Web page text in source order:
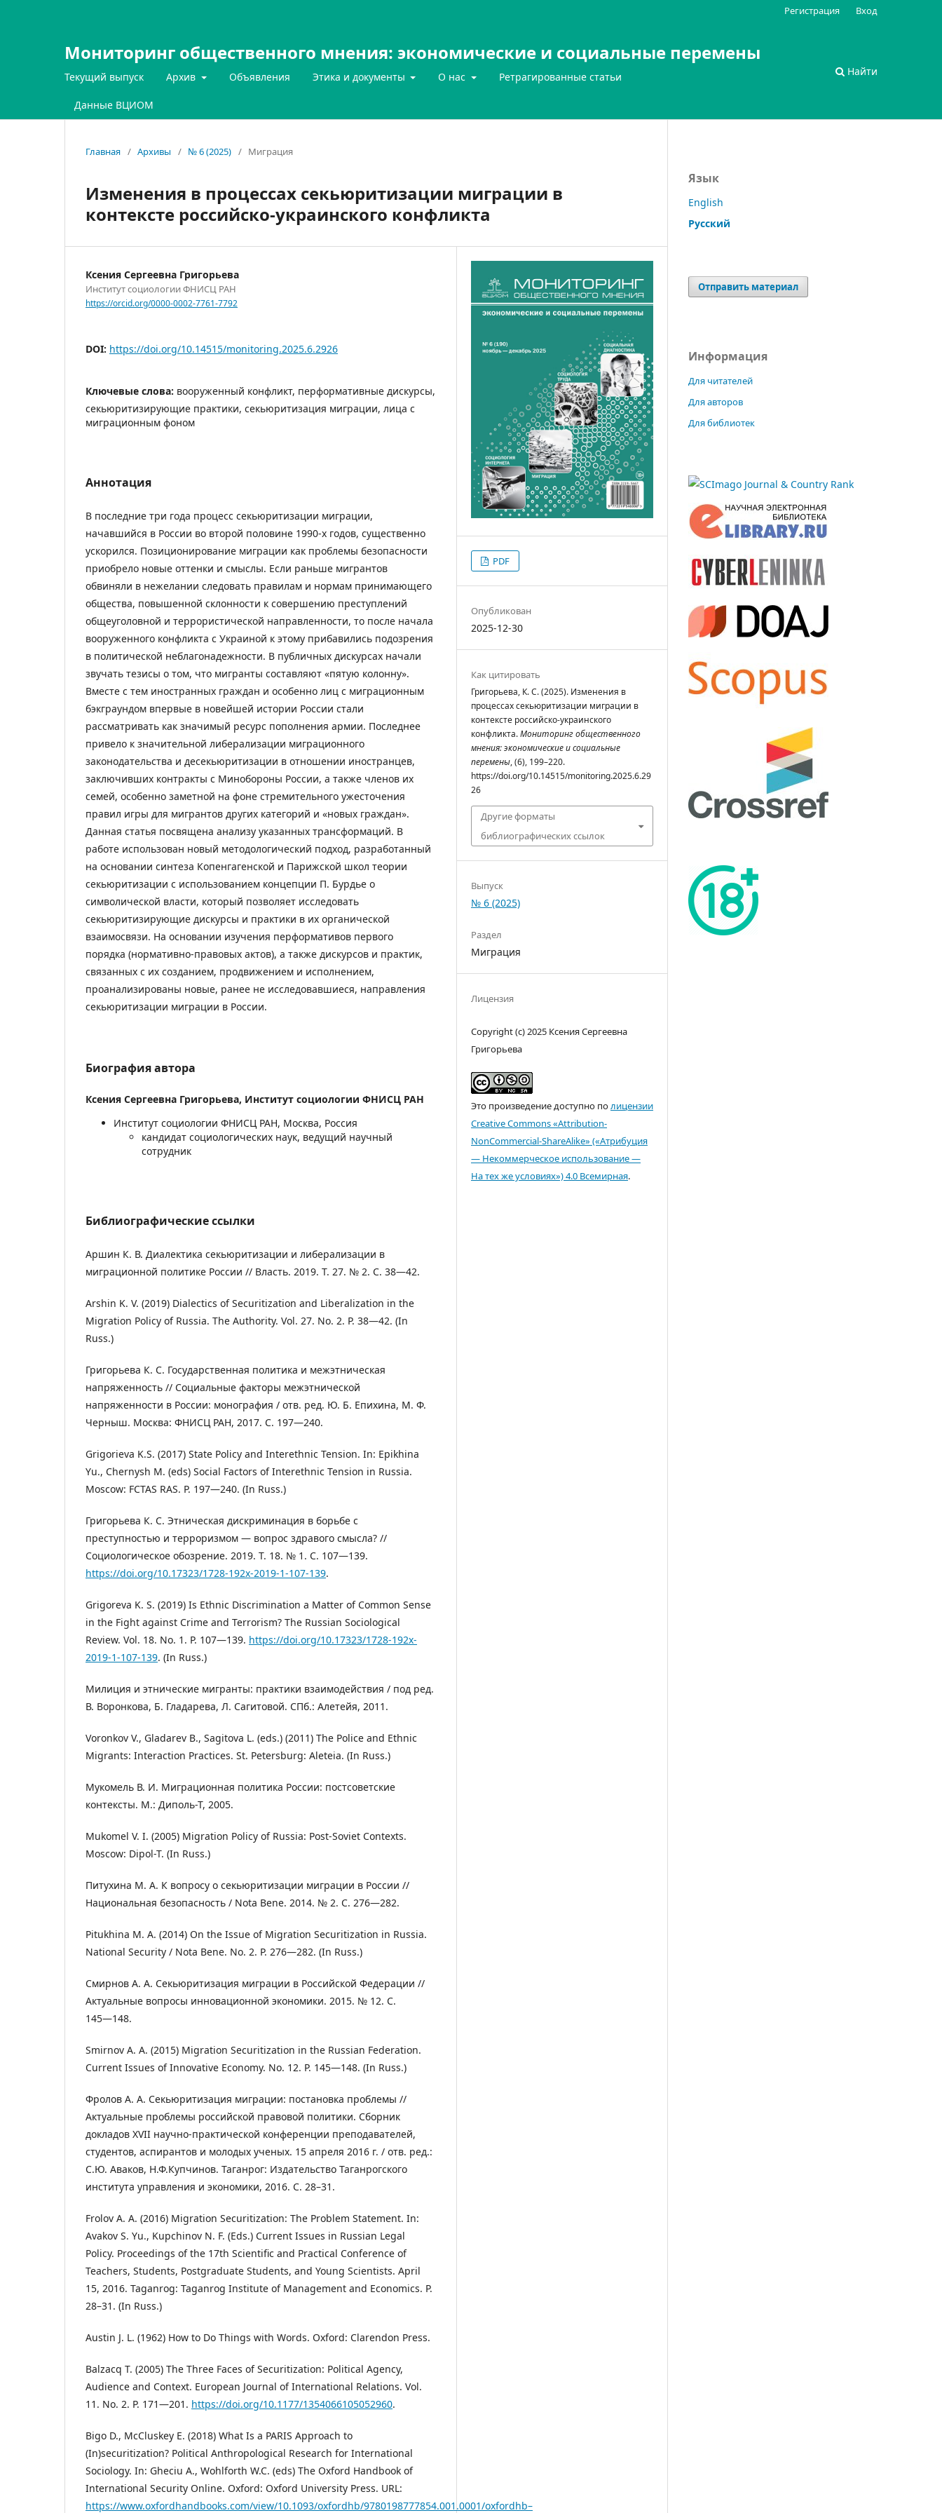
Мониторинг общественного мнения: экономические и социальные перемены
Текущий выпуск Архив Объявления Этика и документы О нас Ретрагированные статьи
Данные ВЦИОМ
Найти
Регистрация Вход
Главная / Архивы / № 6 (2025) / Миграция
Изменения в процессах секьюритизации миграции в
контексте российско-украинского конфликта
Ксения Сергеевна Григорьева
Институт социологии ФНИСЦ РАН
https://orcid.org/0000-0002-7761-7792
DOI: https://doi.org/10.14515/monitoring.2025.6.2926
Ключевые слова: вооруженный конфликт, перформативные дискурсы,
секьюритизирующие практики, секьюритизация миграции, лица с
миграционным фоном
Аннотация
В последние три года процесс секьюритизации миграции,
начавшийся в России во второй половине 1990-х годов, существенно
ускорился. Позиционирование миграции как проблемы безопасности
приобрело новые оттенки и смыслы. Если раньше мигрантов
обвиняли в нежелании следовать правилам и нормам принимающего
общества, повышенной склонности к совершению преступлений
общеуголовной и террористической направленности, то после начала
вооруженного конфликта с Украиной к этому прибавились подозрения
в политической неблагонадежности. В публичных дискурсах начали
звучать тезисы о том, что мигранты составляют «пятую колонну».
Вместе с тем иностранных граждан и особенно лиц с миграционным
бэкграундом впервые в новейшей истории России стали
рассматривать как значимый ресурс пополнения армии. Последнее
привело к значительной либерализации миграционного
законодательства и десекьюритизации в отношении иностранцев,
заключивших контракты с Минобороны России, а также членов их
семей, особенно заметной на фоне стремительного ужесточения
правил игры для мигрантов других категорий и «новых граждан».
Данная статья посвящена анализу указанных трансформаций. В
работе использован новый методологический подход, разработанный
на основании синтеза Копенгагенской и Парижской школ теории
секьюритизации с использованием концепции П. Бурдье о
символической власти, который позволяет исследовать
секьюритизирующие дискурсы и практики в их органической
взаимосвязи. На основании изучения перформативов первого
порядка (нормативно-правовых актов), а также дискурсов и практик,
связанных с их созданием, продвижением и исполнением,
проанализированы новые, ранее не исследовавшиеся, направления
секьюритизации миграции в России.
Биография автора
Ксения Сергеевна Григорьева, Институт социологии ФНИСЦ РАН
Институт социологии ФНИСЦ РАН, Москва, Россия
кандидат социологических наук, ведущий научный
сотрудник
Библиографические ссылки
Аршин К. В. Диалектика секьюритизации и либерализации в
миграционной политике России // Власть. 2019. Т. 27. № 2. С. 38―42.
Arshin K. V. (2019) Dialectics of Securitization and Liberalization in the
Migration Policy of Russia. The Authority. Vol. 27. No. 2. P. 38―42. (In
Russ.)
Григорьева К. С. Государственная политика и межэтническая
напряженность // Социальные факторы межэтнической
напряженности в России: монография / отв. ред. Ю. Б. Епихина, М. Ф.
Черныш. Москва: ФНИСЦ РАН, 2017. С. 197―240.
Grigorieva K.S. (2017) State Policy and Interethnic Tension. In: Epikhina
Yu., Chernysh M. (eds) Social Factors of Interethnic Tension in Russia.
Moscow: FCTAS RAS. P. 197―240. (In Russ.)
Григорьева К. С. Этническая дискриминация в борьбе с
преступностью и терроризмом ― вопрос здравого смысла? //
Социологическое обозрение. 2019. Т. 18. № 1. С. 107―139.
https://doi.org/10.17323/1728-192x-2019-1-107-139.
Grigoreva K. S. (2019) Is Ethnic Discrimination a Matter of Common Sense
in the Fight against Crime and Terrorism? The Russian Sociological
Review. Vol. 18. No. 1. P. 107―139. https://doi.org/10.17323/1728-192x-
2019-1-107-139. (In Russ.)
Милиция и этнические мигранты: практики взаимодействия / под ред.
В. Воронкова, Б. Гладарева, Л. Сагитовой. СПб.: Алетейя, 2011.
Voronkov V., Gladarev B., Sagitova L. (eds.) (2011) The Police and Ethnic
Migrants: Interaction Practices. St. Petersburg: Aleteia. (In Russ.)
Мукомель В. И. Миграционная политика России: постсоветские
контексты. М.: Диполь-Т, 2005.
Mukomel V. I. (2005) Migration Policy of Russia: Post-Soviet Contexts.
Moscow: Dipol-T. (In Russ.)
Питухина М. А. К вопросу о секьюритизации миграции в России //
Национальная безопасность / Nota Bene. 2014. № 2. С. 276―282.
Pitukhina M. A. (2014) On the Issue of Migration Securitization in Russia.
National Security / Nota Bene. No. 2. P. 276―282. (In Russ.)
Смирнов А. А. Секьюритизация миграции в Российской Федерации //
Актуальные вопросы инновационной экономики. 2015. № 12. С.
145―148.
Smirnov A. A. (2015) Migration Securitization in the Russian Federation.
Current Issues of Innovative Economy. No. 12. P. 145―148. (In Russ.)
Фролов А. А. Секьюритизация миграции: постановка проблемы //
Актуальные проблемы российской правовой политики. Сборник
докладов XVII научно-практической конференции преподавателей,
студентов, аспирантов и молодых ученых. 15 апреля 2016 г. / отв. ред.:
С.Ю. Аваков, Н.Ф.Купчинов. Таганрог: Издательство Таганрогского
института управления и экономики, 2016. С. 28–31.
Frolov A. A. (2016) Migration Securitization: The Problem Statement. In:
Avakov S. Yu., Kupchinov N. F. (Eds.) Current Issues in Russian Legal
Policy. Proceedings of the 17th Scientific and Practical Conference of
Teachers, Students, Postgraduate Students, and Young Scientists. April
15, 2016. Taganrog: Taganrog Institute of Management and Economics. P.
28–31. (In Russ.)
Austin J. L. (1962) How to Do Things with Words. Oxford: Clarendon Press.
Balzacq T. (2005) The Three Faces of Securitization: Political Agency,
Audience and Context. European Journal of International Relations. Vol.
11. No. 2. P. 171―201. https://doi.org/10.1177/1354066105052960.
Bigo D., McCluskey E. (2018) What Is a PARIS Approach to
(In)securitization? Political Anthropological Research for International
Sociology. In: Gheciu A., Wohlforth W.C. (eds) The Oxford Handbook of
International Security Online. Oxford: Oxford University Press. URL:
https://www.oxfordhandbooks.com/view/10.1093/oxfordhb/9780198777854.001.0001/oxfordhb–
PDF
Опубликован
2025-12-30
Как цитировать
Григорьева, К. С. (2025). Изменения в
процессах секьюритизации миграции в
контексте российско-украинского
конфликта.Мониторинг общественного
мнения: экономические и социальные
перемены, (6), 199–220.
https://doi.org/10.14515/monitoring.2025.6.29
26
Другие форматы
библиографических ссылок
Выпуск
№ 6 (2025)
Раздел
Миграция
Лицензия
Copyright (c) 2025 Ксения Сергеевна
Григорьева
Это произведение доступно полицензии
Creative Commons «Attribution-
NonCommercial-ShareAlike» («Атрибуция
— Некоммерческое использование —
На тех же условиях») 4.0 Всемирная.
Язык
English
Русский
Отправить материал
Информация
Для читателей
Для авторов
Для библиотек